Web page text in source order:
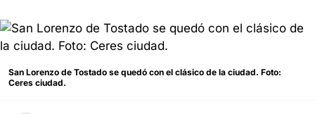
San Lorenzo de Tostado se quedó con el clásico de la ciudad. Foto:
Ceres ciudad.